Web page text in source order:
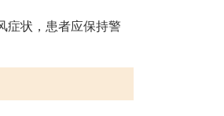
症状，患者应保持警